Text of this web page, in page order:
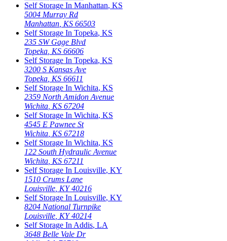
Self Storage In Manhattan, KS
5004 Murray Rd
Manhattan KS 66503
Self Storage In Topeka, KS
235 SW Gage Blvd
Topeka KS 66606
Self Storage In Topeka, KS
3200 S Kansas Ave
Topeka KS 66611
Self Storage In Wichita, KS
2359 North Amidon Avenue
Wichita KS 67204
Self Storage In Wichita, KS
4545 E Pawnee St
Wichita KS 67218
Self Storage In Wichita, KS
122 South Hydraulic Avenue
Wichita KS 67211
Self Storage In Louisville, KY
1510 Crums Lane
Louisville KY 40216
Self Storage In Louisville, KY
8204 National Turnpike
Louisville KY 40214
Self Storage In Addis, LA
3648 Belle Vale Dr